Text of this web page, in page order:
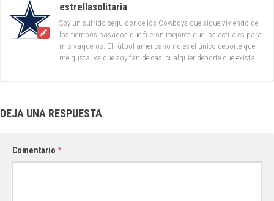
estrellasolitaria
Soy un sufrido seguidor de los Cowboys que sigue viviendo de
los tiempos pasados que fueron mejores que los actuales para
mis vaqueros. El fútbol americano no es el único deporte que
me gusta, ya que soy fan de casi cualquier deporte que exista.
DEJA UNA RESPUESTA
Comentario *